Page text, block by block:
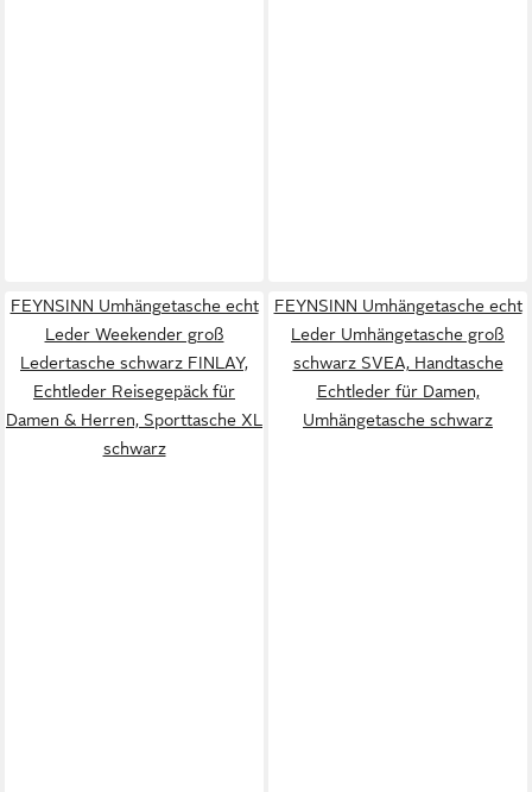
FEYNSINN Umhängetasche echt
Leder Weekender groß
Ledertasche schwarz FINLAY,
Echtleder Reisegepäck für
Damen & Herren, Sporttasche XL
schwarz
FEYNSINN Umhängetasche echt
Leder Umhängetasche groß
schwarz SVEA, Handtasche
Echtleder für Damen,
Umhängetasche schwarz